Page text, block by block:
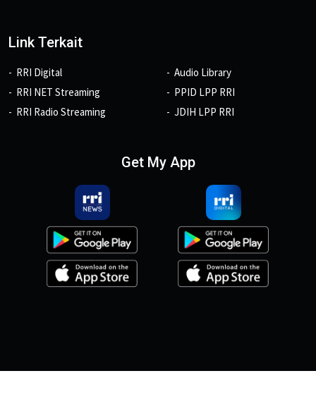
Link Terkait
RRI Digital
RRI NET Streaming
RRI Radio Streaming
Audio Library
PPID LPP RRI
JDIH LPP RRI
Get My App